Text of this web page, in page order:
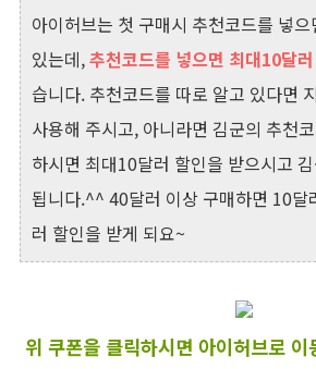
아이허브는 첫 구매시 추천코드를 넣
있는데,추천코드를 넣으면 최대10달
습니다. 추천코드를 따로 알고 있다면
사용해 주시고, 아니라면 김군의 추천
하시면 최대10달러 할인을 받으시고
됩니다.^^ 40달러 이상 구매하면 10달
러 할인을 받게 되요~
위 쿠폰을 클릭하시면 아이허브로